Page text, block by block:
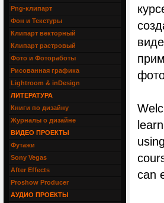
can
Png-клипарт
Фон и Текстуры
Клипарт векторный
Клипарт растровый
Фото и Фотоработы
Рисованная графика
Lightroom & inDesign
ЛИТЕРАТУРА
Книги по дизайну
Журналы о дизайне
ВИДЕО ПРОЕКТЫ
Футажи
Sony Vegas
After Effects
Proshow Producer
АУДИО ПРОЕКТЫ